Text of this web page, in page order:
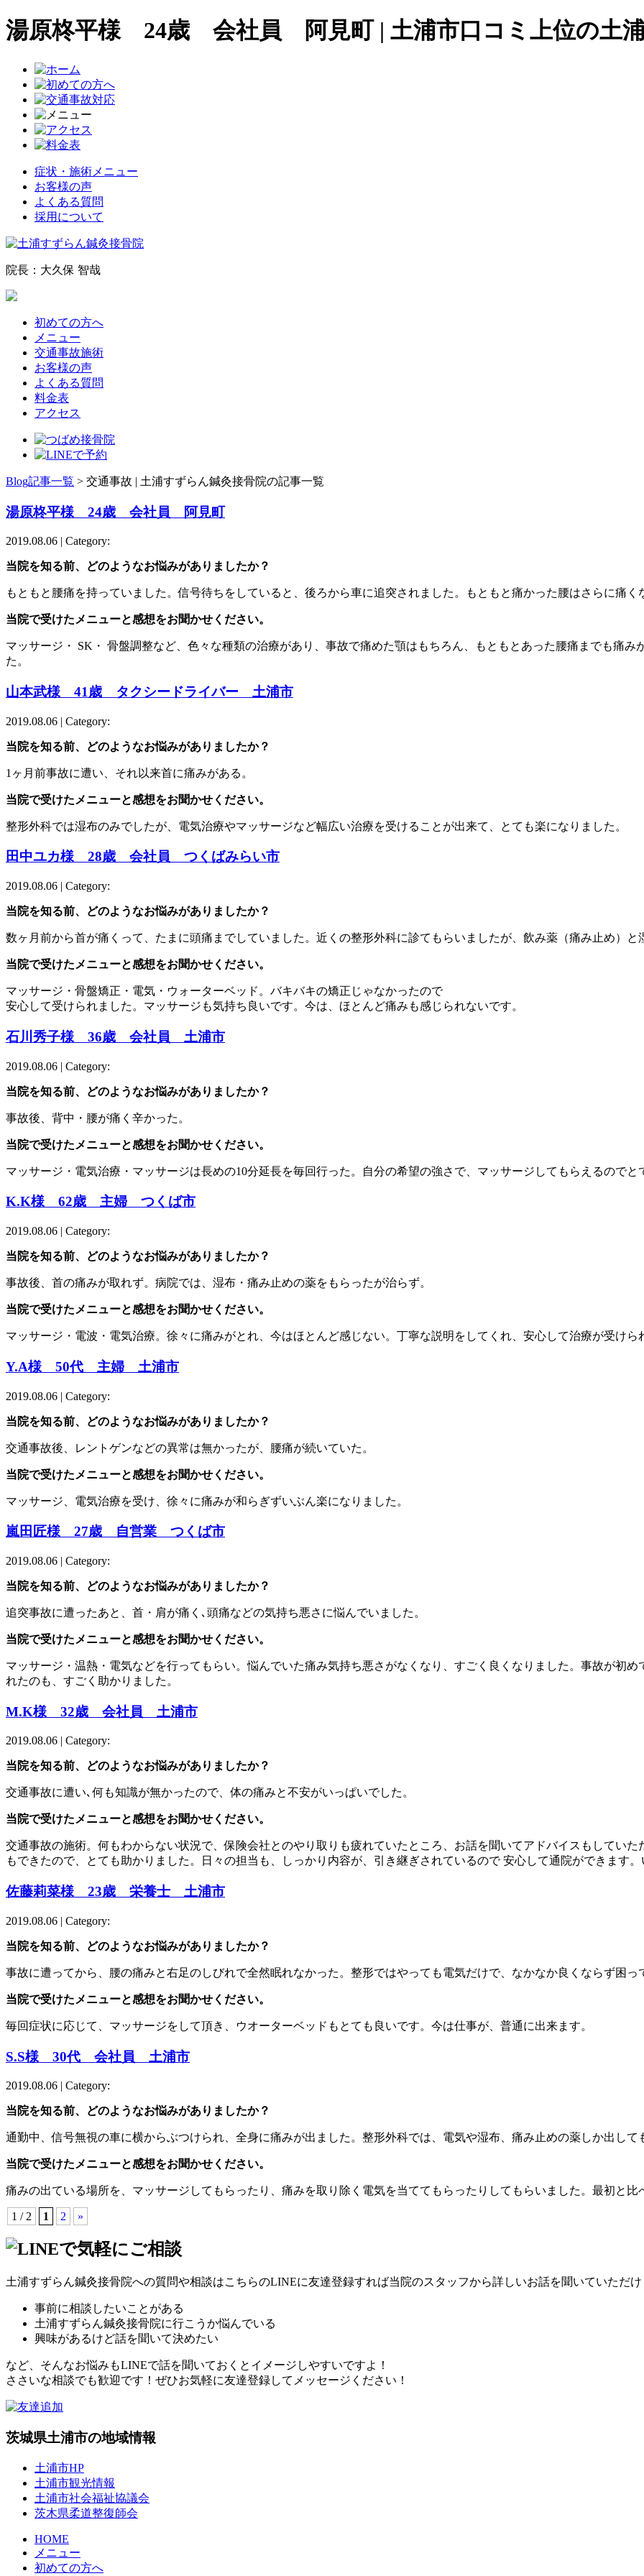
湯原柊平様 24歳 会社員 阿見町 | 土浦市口コミ上位の土
症状・施術メニュー
お客様の声
よくある質問
採用について
院長：大久保 智哉
初めての方へ
メニュー
交通事故施術
お客様の声
よくある質問
料金表
アクセス
Blog記事一覧 > 交通事故 | 土浦すずらん鍼灸接骨院の記事一覧
湯原柊平様 24歳 会社員 阿見町
2019.08.06 | Category:
当院を知る前、どのようなお悩みがありましたか？
もともと腰痛を持っていました。信号待ちをしていると、後ろから車に追突されました。もともと痛かった腰はさらに痛
当院で受けたメニューと感想をお聞かせください。
マッサージ・ SK・ 骨盤調整など、色々な種類の治療があり、事故で痛めた顎はもちろん、もともとあった腰痛までも痛
た。
山本武様 41歳 タクシードライバー 土浦市
2019.08.06 | Category:
当院を知る前、どのようなお悩みがありましたか？
1ヶ月前事故に遭い、それ以来首に痛みがある。
当院で受けたメニューと感想をお聞かせください。
整形外科では湿布のみでしたが、電気治療やマッサージなど幅広い治療を受けることが出来て、とても楽になりました。
田中ユカ様 28歳 会社員 つくばみらい市
2019.08.06 | Category:
当院を知る前、どのようなお悩みがありましたか？
数ヶ月前から首が痛くって、たまに頭痛までしていました。近くの整形外科に診てもらいましたが、飲み薬（痛み止め）
当院で受けたメニューと感想をお聞かせください。
マッサージ・骨盤矯正・電気・ウォーターベッド。バキバキの矯正じゃなかったので
安心して受けられました。マッサージも気持ち良いです。今は、ほとんど痛みも感じられないです。
石川秀子様 36歳 会社員 土浦市
2019.08.06 | Category:
当院を知る前、どのようなお悩みがありましたか？
事故後、背中・腰が痛く辛かった。
当院で受けたメニューと感想をお聞かせください。
マッサージ・電気治療・マッサージは長めの10分延長を毎回行った。自分の希望の強さで、マッサージしてもらえるのでと
K.K様 62歳 主婦 つくば市
2019.08.06 | Category:
当院を知る前、どのようなお悩みがありましたか？
事故後、首の痛みが取れず。病院では、湿布・痛み止めの薬をもらったが治らず。
当院で受けたメニューと感想をお聞かせください。
マッサージ・電波・電気治療。徐々に痛みがとれ、今はほとんど感じない。丁寧な説明をしてくれ、安心して治療が受けら
Y.A様 50代 主婦 土浦市
2019.08.06 | Category:
当院を知る前、どのようなお悩みがありましたか？
交通事故後、レントゲンなどの異常は無かったが、腰痛が続いていた。
当院で受けたメニューと感想をお聞かせください。
マッサージ、電気治療を受け、徐々に痛みが和らぎずいぶん楽になりました。
嵐田匠様 27歳 自営業 つくば市
2019.08.06 | Category:
当院を知る前、どのようなお悩みがありましたか？
追突事故に遭ったあと、首・肩が痛く､頭痛などの気持ち悪さに悩んでいました。
当院で受けたメニューと感想をお聞かせください。
マッサージ・温熱・電気などを行ってもらい。悩んでいた痛み気持ち悪さがなくなり、すごく良くなりました。事故が初
れたのも、すごく助かりました。
M.K様 32歳 会社員 土浦市
2019.08.06 | Category:
当院を知る前、どのようなお悩みがありましたか？
交通事故に遭い､何も知識が無かったので、体の痛みと不安がいっぱいでした。
当院で受けたメニューと感想をお聞かせください。
交通事故の施術。何もわからない状況で、保険会社とのやり取りも疲れていたところ、お話を聞いてアドバイスもしてい
もできたので、とても助かりました。日々の担当も、しっかり内容が、引き継ぎされているので 安心して通院ができます
佐藤莉菜様 23歳 栄養士 土浦市
2019.08.06 | Category:
当院を知る前、どのようなお悩みがありましたか？
事故に遭ってから、腰の痛みと右足のしびれで全然眠れなかった。整形ではやっても電気だけで、なかなか良くならず困っ
当院で受けたメニューと感想をお聞かせください。
毎回症状に応じて、マッサージをして頂き、ウオーターベッドもとても良いです。今は仕事が、普通に出来ます。
S.S様 30代 会社員 土浦市
2019.08.06 | Category:
当院を知る前、どのようなお悩みがありましたか？
通勤中、信号無視の車に横からぶつけられ、全身に痛みが出ました。整形外科では、電気や湿布、痛み止めの薬しか出し
当院で受けたメニューと感想をお聞かせください。
痛みの出ている場所を、マッサージしてもらったり、痛みを取り除く電気を当ててもらったりしてもらいました。最初と
1 / 2 1 2 »
土浦すずらん鍼灸接骨院への質問や相談はこちらのLINEに友達登録すれば当院のスタッフから詳しいお話を聞いていただ
事前に相談したいことがある
土浦すずらん鍼灸接骨院に行こうか悩んでいる
興味があるけど話を聞いて決めたい
など、そんなお悩みもLINEで話を聞いておくとイメージしやすいですよ！
ささいな相談でも歓迎です！ぜひお気軽に友達登録してメッセージください！
茨城県土浦市の地域情報
土浦市HP
土浦市観光情報
土浦市社会福祉協議会
茨木県柔道整復師会
HOME
メニュー
初めての方へ